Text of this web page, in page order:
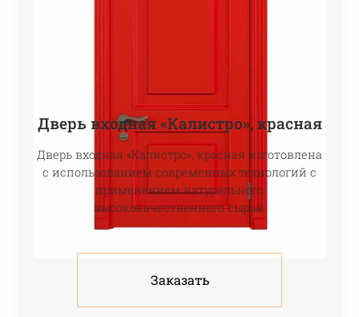
Дверь входная «Калистро», красная
Дверь входная «Калистро», красная изготовлена
с использованием современных технологий с
применением натурального
высококачественного сырья.
Заказать